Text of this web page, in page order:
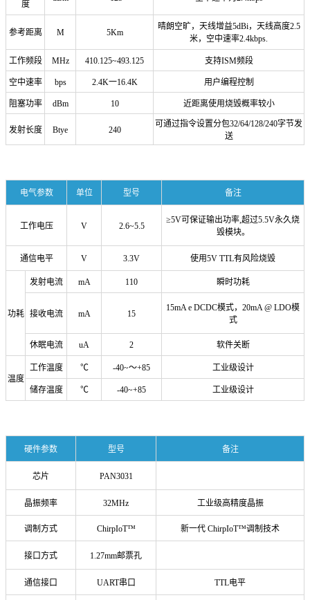
度
参考距离 M 5Km
晴朗空旷，天线增益5dBi，天线高度2.5
米，空中速率2.4kbps.
工作频段 MHz 410.125~493.125 支持ISM频段
空中速率 bps 2.4K一16.4K 用户编程控制
阻塞功率 dBm 10 近距离使用烧毁概率较小
发射长度 Btye 240
可通过指令设置分包32/64/128/240字节发
送
电气参数 单位 型号 备注
工作电压 V 2.6~5.5
≥5V可保证输出功率 超过5.5V永久烧
毁模块。
通信电平 V 3.3V 使用5V TTL有风险烧毁
功耗
发射电流 mA 110 瞬时功耗
接收电流 mA 15
15mA e DCDC模式，20mA @ LDO模
式
休眠电流 uA 2 软件关断
温度
工作温度 ℃ -40~～+85 工业级设计
储存温度 ℃ -40~+85 工业级设计
硬件参数 型号 备注
芯片 PAN3031
晶振频率 32MHz 工业级高精度晶振
调制方式 ChirpIoT™ 新一代 ChirpIoT™调制技术
接口方式 1.27mm邮票孔
通信接口 UART串口 TTL电平